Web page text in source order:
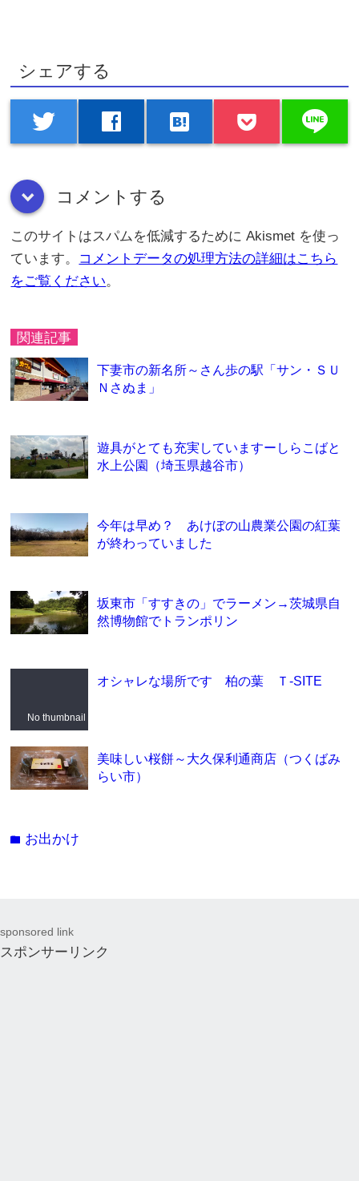
シェアする
twitter facebook hatenabookmark line
down コメントする
このサイトはスパムを低減するために Akismet を使っ
ています。 コメントデータの処理方法の詳細はこちら
をご覧ください。
関連記事
下妻市の新名所～さん歩の駅「サン・ＳＵ
Ｎさぬま」
遊具がとても充実していますーしらこばと
水上公園（埼玉県越谷市）
今年は早め？ あけぼの山農業公園の紅葉
が終わっていました
坂東市「すすきの」でラーメン→茨城県自
然博物館でトランポリン
No thumbnail
オシャレな場所です 柏の葉 Ｔ-SITE
美味しい桜餅～大久保利通商店（つくばみ
らい市）
folder お出かけ
sponsored link
スポンサーリンク